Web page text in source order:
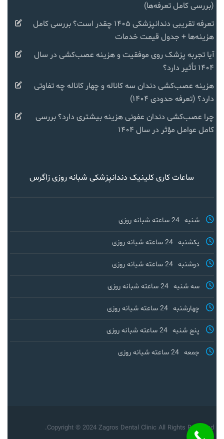
(بررسی کامل تعرفه‌ها)
تعرفه تقریبی دندانپزشکی ۱۴۰۵ چقدر است؟ بررسی کامل
هزینه‌ها + جدول قیمت خدمات
آیا تجربه پزشک روی موفقیت و هزینه عصب‌کشی در سال
۱۴۰۴ تأثیر دارد؟
هزینه عصب‌کشی دندان سه کاناله و چهار کاناله چه تفاوتی
دارد؟ (تعرفه حدودی ۱۴۰۴)
چرا عصب‌کشی دندان عفونی هزینه بیشتری دارد؟ بررسی
کامل عوامل مؤثر در سال ۱۴۰۴
ساعات کاری کلینیک دندانپزشکی شبانه روزی زاگرس
شنبه 24 ساعته شبانه روزی
یکشنبه 24 ساعته شبانه روزی
دوشنبه 24 ساعته شبانه روزی
سه شنبه 24 ساعته شبانه روزی
چهارشنبه 24 ساعته شبانه روزی
پنج شنبه 24 ساعته شبانه روزی
جمعه 24 ساعته شبانه روزی
Copyright © 2024 Zagros Dental Clinic All Rights Reserved.